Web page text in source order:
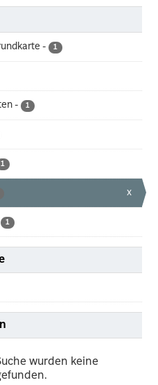
- 1
- 1
1
x
1
wurden keine